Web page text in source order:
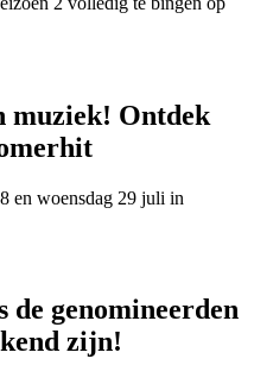
muziek! Ontdek
en woensdag 29 juli in
de genomineerden
zijn!